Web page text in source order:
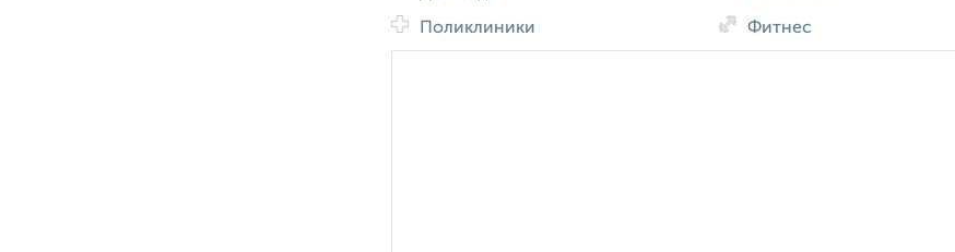
Поликлиники
Фитнес